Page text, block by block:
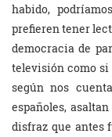
habido,
prefieren tener
democracia de
televisión como si
según nos
españoles,
disfraz que antes